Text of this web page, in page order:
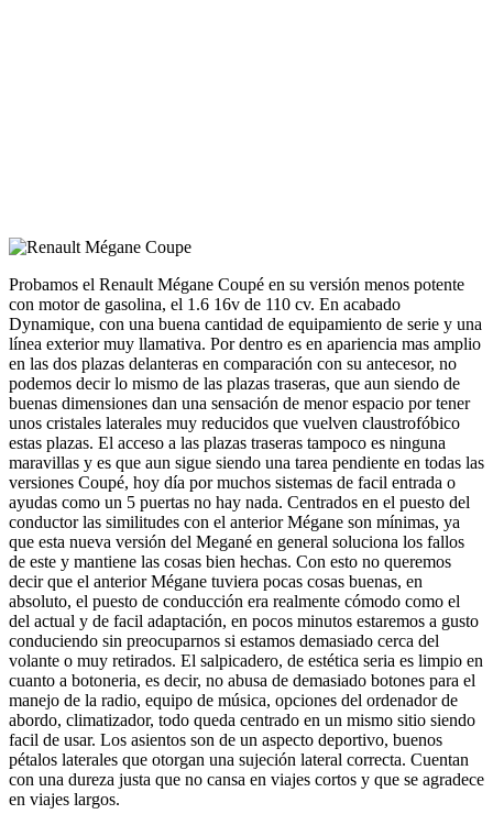
Probamos el Renault Mégane Coupé en su versión menos potente
con motor de gasolina, el 1.6 16v de 110 cv. En acabado
Dynamique, con una buena cantidad de equipamiento de serie y una
línea exterior muy llamativa. Por dentro es en apariencia mas amplio
en las dos plazas delanteras en comparación con su antecesor, no
podemos decir lo mismo de las plazas traseras, que aun siendo de
buenas dimensiones dan una sensación de menor espacio por tener
unos cristales laterales muy reducidos que vuelven claustrofóbico
estas plazas. El acceso a las plazas traseras tampoco es ninguna
maravillas y es que aun sigue siendo una tarea pendiente en todas las
versiones Coupé, hoy día por muchos sistemas de facil entrada o
ayudas como un 5 puertas no hay nada. Centrados en el puesto del
conductor las similitudes con el anterior Mégane son mínimas, ya
que esta nueva versión del Megané en general soluciona los fallos
de este y mantiene las cosas bien hechas. Con esto no queremos
decir que el anterior Mégane tuviera pocas cosas buenas, en
absoluto, el puesto de conducción era realmente cómodo como el
del actual y de facil adaptación, en pocos minutos estaremos a gusto
conduciendo sin preocuparnos si estamos demasiado cerca del
volante o muy retirados. El salpicadero, de estética seria es limpio en
cuanto a botoneria, es decir, no abusa de demasiado botones para el
manejo de la radio, equipo de música, opciones del ordenador de
abordo, climatizador, todo queda centrado en un mismo sitio siendo
facil de usar. Los asientos son de un aspecto deportivo, buenos
pétalos laterales que otorgan una sujeción lateral correcta. Cuentan
con una dureza justa que no cansa en viajes cortos y que se agradece
en viajes largos.